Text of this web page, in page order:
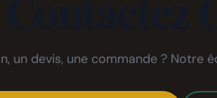
un devis, une commande ? Notre